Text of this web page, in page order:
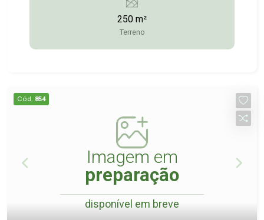
250 m²
Terreno
Cód. 854
Imagem em
preparação
disponível em breve